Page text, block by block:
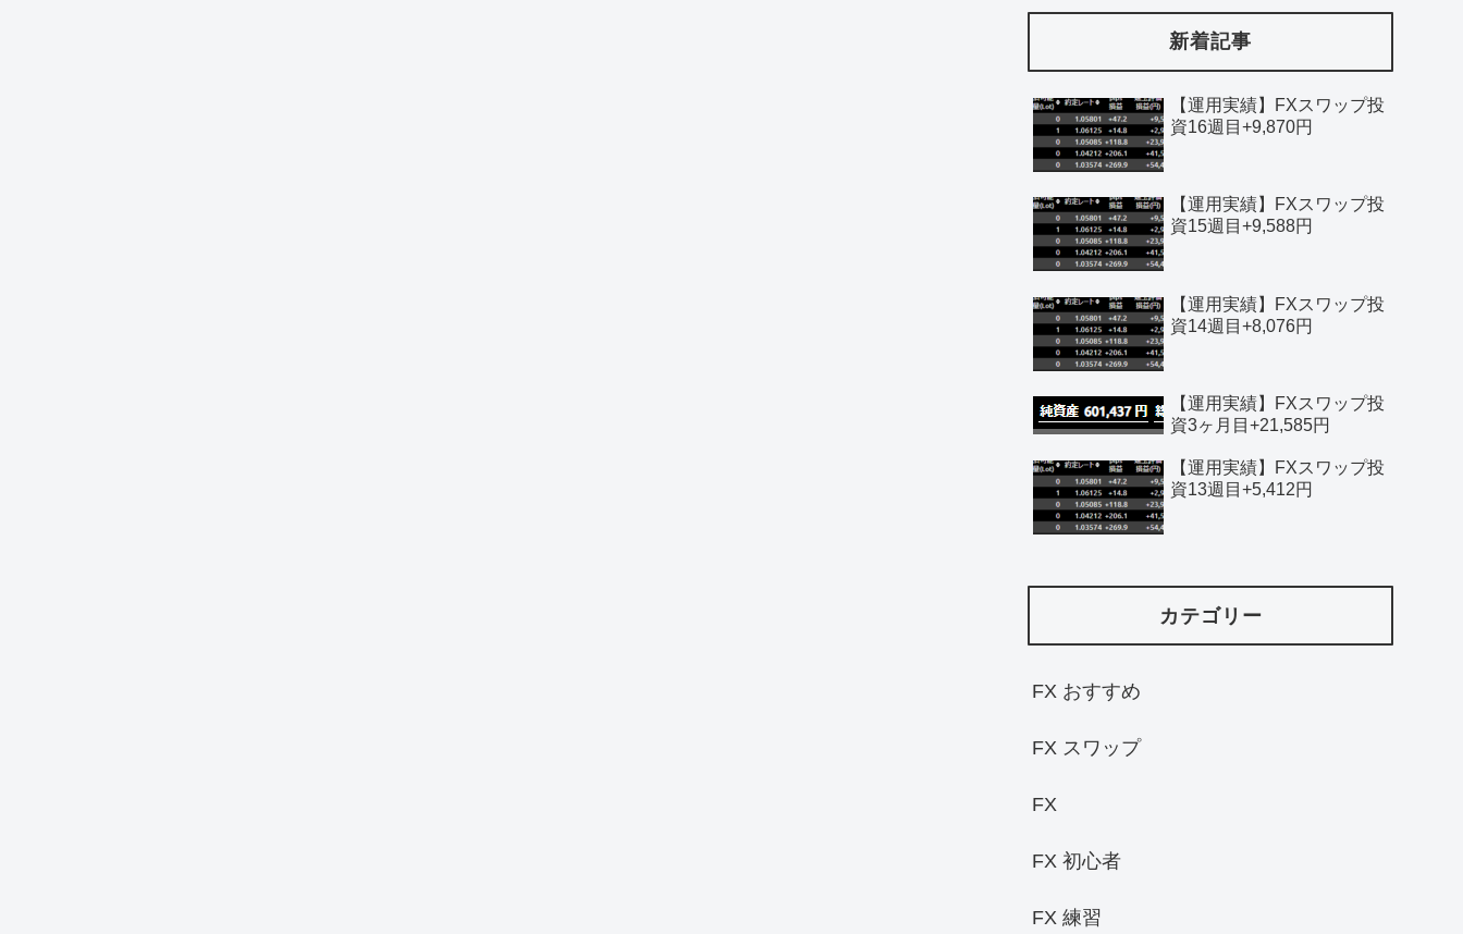
新着記事
【運用実績】FXスワップ投
資16週目+9,870円
【運用実績】FXスワップ投
資15週目+9,588円
【運用実績】FXスワップ投
資14週目+8,076円
【運用実績】FXスワップ投
資3ヶ月目+21,585円
【運用実績】FXスワップ投
資13週目+5,412円
カテゴリー
FX おすすめ
FX スワップ
FX
FX 初心者
FX 練習